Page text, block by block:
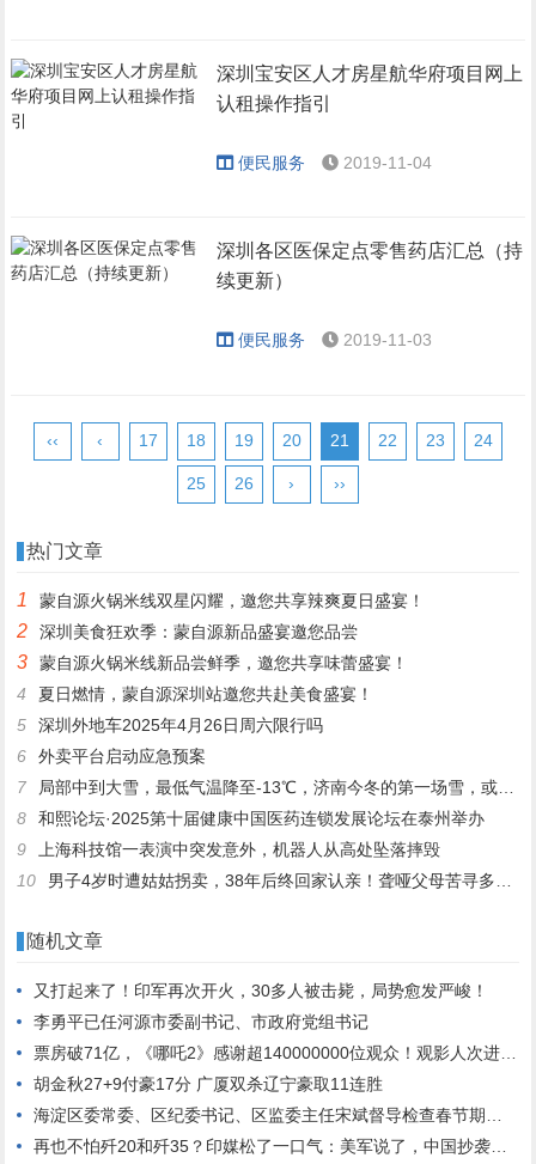
深圳宝安区人才房星航华府项目网上
认租操作指引
便民服务 2019-11-04
深圳各区医保定点零售药店汇总（持
续更新）
便民服务 2019-11-03
‹‹ ‹ 17 18 19 20 21 22 23 24
25 26 › ››
热门文章
1 蒙自源火锅米线双星闪耀，邀您共享辣爽夏日盛宴！
2 深圳美食狂欢季：蒙自源新品盛宴邀您品尝
3
蒙自源火锅米线新品尝鲜季，邀您共享味蕾盛宴！
4
夏日燃情，蒙自源深圳站邀您共赴美食盛宴！
5
深圳外地车2025年4月26日周六限行吗
6
外卖平台启动应急预案
7
局部中到大雪，最低气温降至-13℃，济南今冬的第一场雪，或跟去年同一时间！
8
和熙论坛·2025第十届健康中国医药连锁发展论坛在泰州举办
9
上海科技馆一表演中突发意外，机器人从高处坠落摔毁
10
男子4岁时遭姑姑拐卖，38年后终回家认亲！聋哑父母苦寻多年，母亲已抱憾离世丨红星寻人
随机文章
又打起来了！印军再次开火，30多人被击毙，局势愈发严峻！
李勇平已任河源市委副书记、市政府党组书记
票房破71亿，《哪吒2》感谢超140000000位观众！观影人次进入影史前二！饺子导演毛衣是爱马仕？出品方辟谣
胡金秋27+9付豪17分 广厦双杀辽宁豪取11连胜
海淀区委常委、区纪委书记、区监委主任宋斌督导检查春节期间服务保障工作
再也不怕歼20和歼35？印媒松了一口气：美军说了，中国抄袭半天全是错的